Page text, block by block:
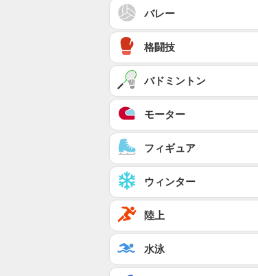
バレー
格闘技
バドミントン
モーター
フィギュア
ウィンター
陸上
水泳